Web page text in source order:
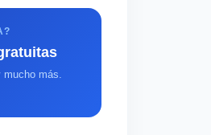
mucho más.